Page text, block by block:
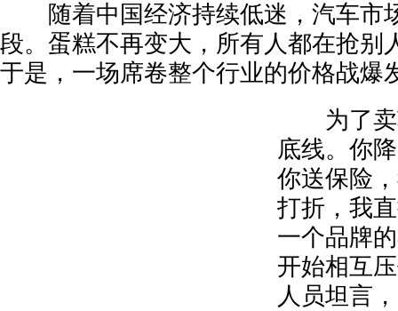
随着中国经济持续低迷，汽车市
段。蛋糕不再变大，所有人都在抢别
于是，一场席卷整个行业的价格战爆
为了卖
底线。你
你送保险
打折，我
一个品牌
开始相互
人员坦言